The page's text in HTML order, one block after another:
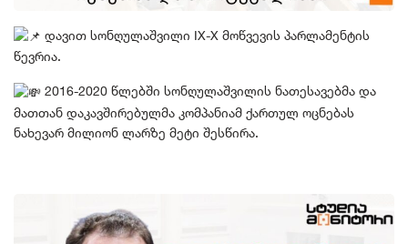
დავით სონღულაშვილი IX-X მოწვევის პარლამენტის
წევრია.
2016-2020 წლებში სონღულაშვილის ნათესავებმა და
მათთან დაკავშირებულმა კომპანიამ ქართულ ოცნებას
ნახევარ მილიონ ლარზე მეტი შესწირა.